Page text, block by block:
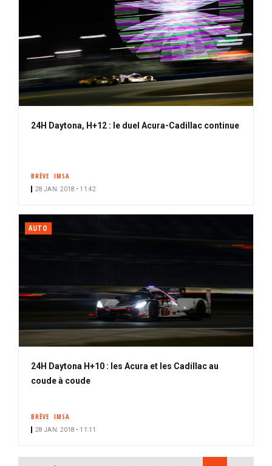
24H Daytona, H+12 : le duel Acura-Cadillac continue
BRÈVE IMSA
28 JAN. 2018 • 11:42
AUTO
24H Daytona H+10 : les Acura et les Cadillac au
coude à coude
BRÈVE IMSA
28 JAN. 2018 • 11:11